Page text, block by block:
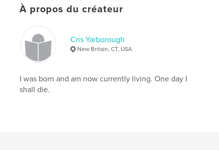
À propos du créateur
Cris Yarborough
New Britain, CT, USA
I was born and am now currently living. One day I
shall die.